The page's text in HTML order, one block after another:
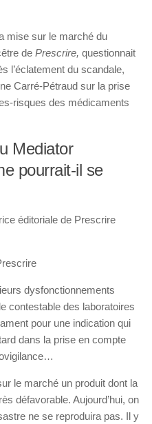
mise sur le marché du
de Prescrire, questionnait
l’éclatement du scandale,
Carré-Pétraud sur la prise
risques des médicaments
Mediator
pourrait-il se
dysfonctionnements
contestable des laboratoires
pour une indication qui
dans la prise en compte
le marché un produit dont la
défavorable. Aujourd’hui, on
ne se reproduira pas. Il y